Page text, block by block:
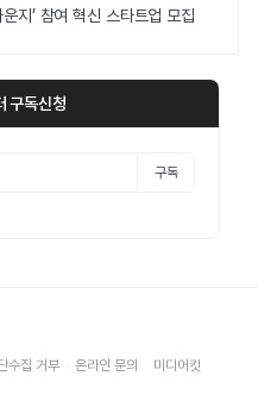
지’ 참여 혁신 스타트업 모집
구독신청
구독
수집 거부 온라인 문의 미디어킷